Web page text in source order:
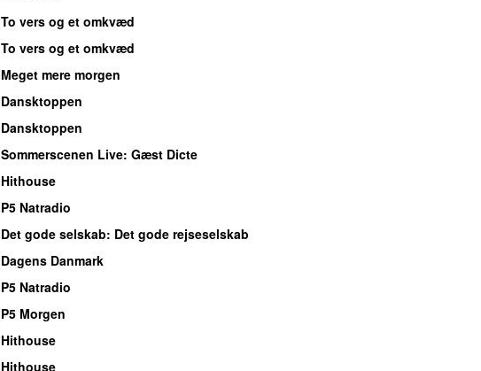
To vers og et omkvæd
To vers og et omkvæd
Meget mere morgen
Dansktoppen
Dansktoppen
Sommerscenen Live: Gæst Dicte
Hithouse
P5 Natradio
Det gode selskab: Det gode rejseselskab
Dagens Danmark
P5 Natradio
P5 Morgen
Hithouse
Hithouse